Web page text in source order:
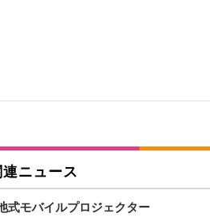
連ニュース
式モバイルプロジェクター